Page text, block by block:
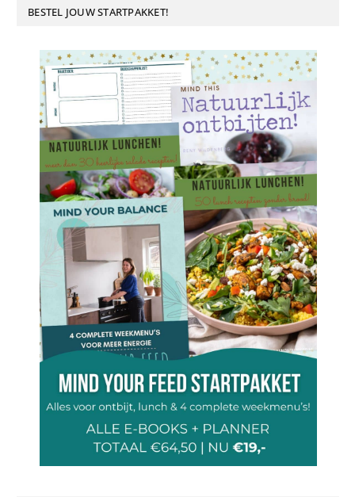
BESTEL JOUW STARTPAKKET!